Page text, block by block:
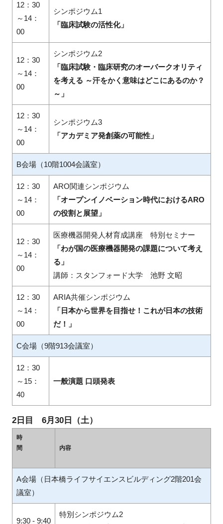
12：30
～14：
00
シンポジウム1
「臨床試験の活性化」
12：30
～14：
00
シンポジウム2
「臨床試験・臨床研究のオーバークオリティ
を考える ～汗をかく意味はどこにあるのか？
～」
12：30
～14：
00
シンポジウム3
「アカデミア発創薬の可能性」
B会場（10階1004会議室）
12：30
～14：
00
ARO関連シンポジウム
「オープンイノベーション時代におけるARO
の役割と展望」
12：30
～14：
00
医療機器開発人材育成講座 特別セミナー
「わが国の医療機器開発の課題について考え
る」
講師：スタンフォード大学 池野 文昭
12：30
～14：
00
ARIA共催シンポジウム
「日本から世界を目指せ！これが日本の技術
だ！」
C会場（9階913会議室）
12：30
～15：
40
一般演題 口頭発表
2日目 6月30日（土）
時
間
内容
A会場（日本橋ライフサイエンスビルディング2階201会
議室）
9:30 - 9:40
特別シンポジウム2